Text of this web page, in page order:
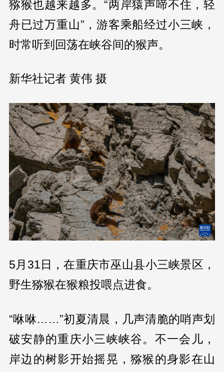
猕猴也越来越多。“两岸猿声啼不住，轻
舟已过万重山”，游客乘船经过小三峡，
时常听到回荡在峡谷间的猴声。
新华社记者 黄伟 摄
5月31日，在重庆市巫山县小三峡景区，
野生猕猴在猴粮投喂点进食。
“咻咻……”初夏清晨，几声清脆的哨声划
破安静的重庆小三峡峡谷。不一会儿，
岸边的树影开始摇晃，猕猴的身影在山